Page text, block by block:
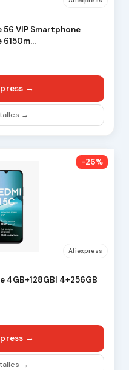
56 VIP Smartphone
6150m…
→
→
-26%
Aliexpress
4GB+128GB| 4+256GB
→
→